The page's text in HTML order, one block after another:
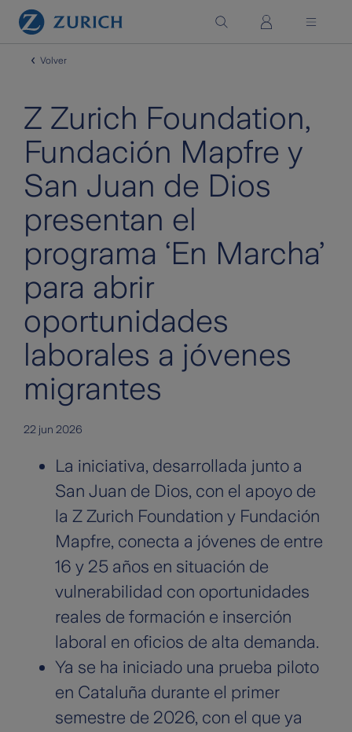
Saltar al contenido principal
Volver
Z Zurich Foundation,
Fundación Mapfre y
San Juan de Dios
presentan el
programa ‘En Marcha’
para abrir
oportunidades
laborales a jóvenes
migrantes
22 jun 2026
La iniciativa, desarrollada junto a
San Juan de Dios, con el apoyo de
la Z Zurich Foundation y Fundación
Mapfre, conecta a jóvenes de entre
16 y 25 años en situación de
vulnerabilidad con oportunidades
reales de formación e inserción
laboral en oficios de alta demanda.
Ya se ha iniciado una prueba piloto
en Cataluña durante el primer
semestre de 2026, con el que ya